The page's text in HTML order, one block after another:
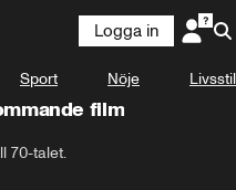
Logga in
Sport Nöje Livsstil
film
70-talet.